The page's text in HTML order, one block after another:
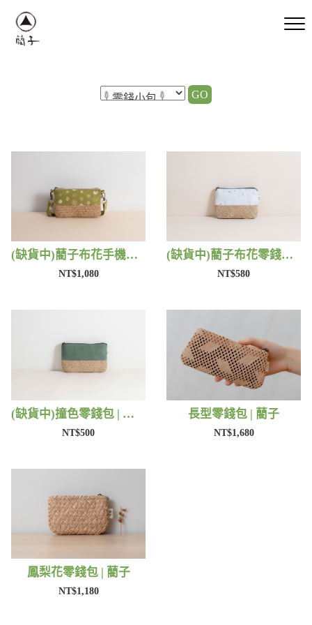
GO
(缺貨中)藺子布花手機包 | 藺子
NT$1,080
(缺貨中)藺子布花零錢包 | 藺子
NT$580
(缺貨中)撞色零錢包 | 藺子
NT$500
長型零錢包 | 藺子
NT$1,680
鳳梨花零錢包 | 藺子
NT$1,180